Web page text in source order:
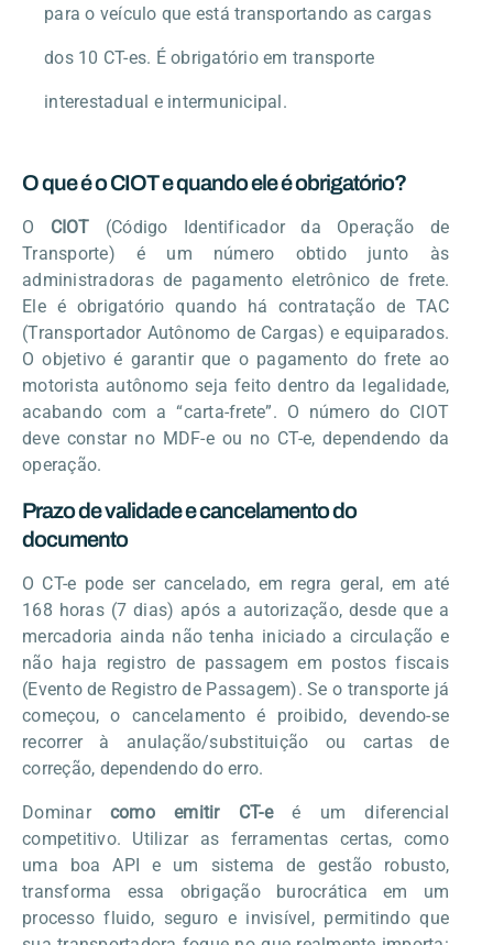
para o veículo que está transportando as cargas
dos 10 CT-es. É obrigatório em transporte
interestadual e intermunicipal.
O que é o CIOT e quando ele é obrigatório?
O CIOT (Código Identificador da Operação de
Transporte) é um número obtido junto às
administradoras de pagamento eletrônico de frete.
Ele é obrigatório quando há contratação de TAC
(Transportador Autônomo de Cargas) e equiparados.
O objetivo é garantir que o pagamento do frete ao
motorista autônomo seja feito dentro da legalidade,
acabando com a “carta-frete”. O número do CIOT
deve constar no MDF-e ou no CT-e, dependendo da
operação.
Prazo de validade e cancelamento do
documento
O CT-e pode ser cancelado, em regra geral, em até
168 horas (7 dias) após a autorização, desde que a
mercadoria ainda não tenha iniciado a circulação e
não haja registro de passagem em postos fiscais
(Evento de Registro de Passagem). Se o transporte já
começou, o cancelamento é proibido, devendo-se
recorrer à anulação/substituição ou cartas de
correção, dependendo do erro.
Dominar como emitir CT-eé um diferencial
competitivo. Utilizar as ferramentas certas, como
uma boa API e um sistema de gestão robusto,
transforma essa obrigação burocrática em um
processo fluido, seguro e invisível, permitindo que